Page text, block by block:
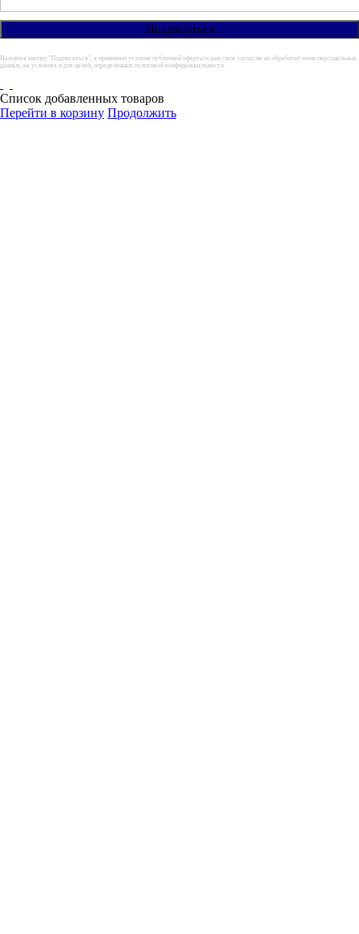
Нажимая кнопку "Подписаться", я принимаю условия публичной оферты и даю своё согласие на обработку моих персональных
данных, на условиях и для целей, определенных политикой конфиденциальности.
Список добавленных товаров
Перейти в корзину Продолжить